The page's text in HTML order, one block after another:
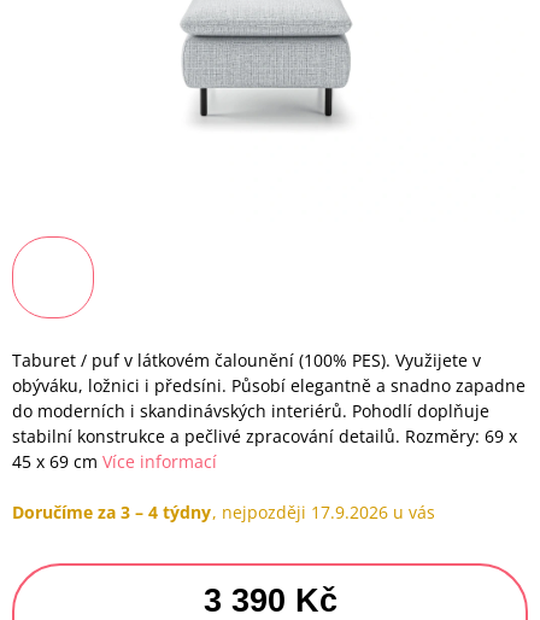
Taburet / puf v látkovém čalounění (100% PES). Využijete v
obýváku, ložnici i předsíni. Působí elegantně a snadno zapadne
do moderních i skandinávských interiérů. Pohodlí doplňuje
stabilní konstrukce a pečlivé zpracování detailů. Rozměry: 69 x
45 x 69 cm Více informací
Doručíme za 3 – 4 týdny 17.9.2026
3 390 Kč